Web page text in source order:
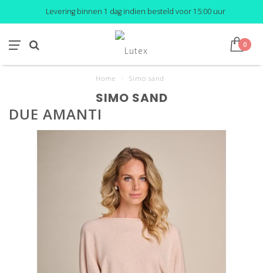
Levering binnen 1 dag indien besteld voor 15:00 uur
0
Home Simo sand
SIMO SAND
DUE AMANTI